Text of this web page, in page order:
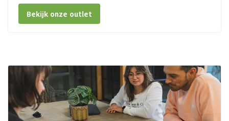
Bekijk onze outlet